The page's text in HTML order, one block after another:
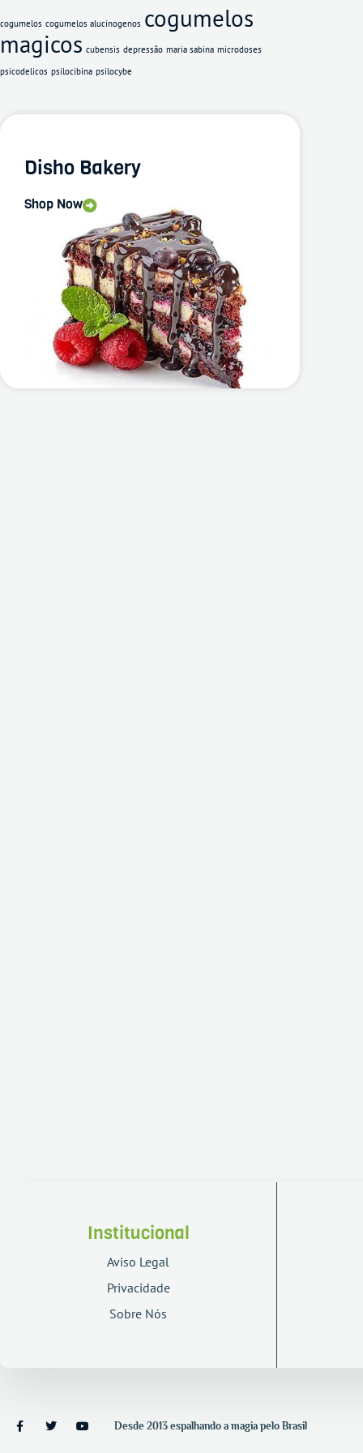
cogumelos cogumelos alucinogenos cogumelos
magicos cubensis depressão maria sabina microdoses
psicodelicos psilocibina psilocybe
Disho Bakery
Shop Now
Institucional
Aviso Legal
Privacidade
Sobre Nós
Desde 2013 espalhando a magia pelo Brasil